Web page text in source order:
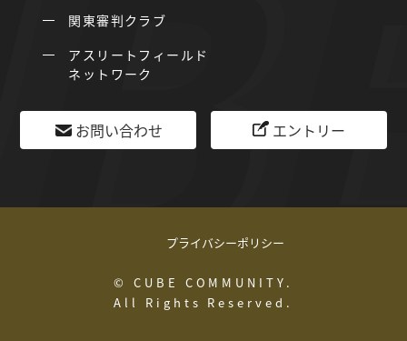
関東審判クラブ
アスリートフィールド
ネットワーク
お問い合わせ エントリー
プライバシーポリシー
© CUBE COMMUNITY.
All Rights Reserved.